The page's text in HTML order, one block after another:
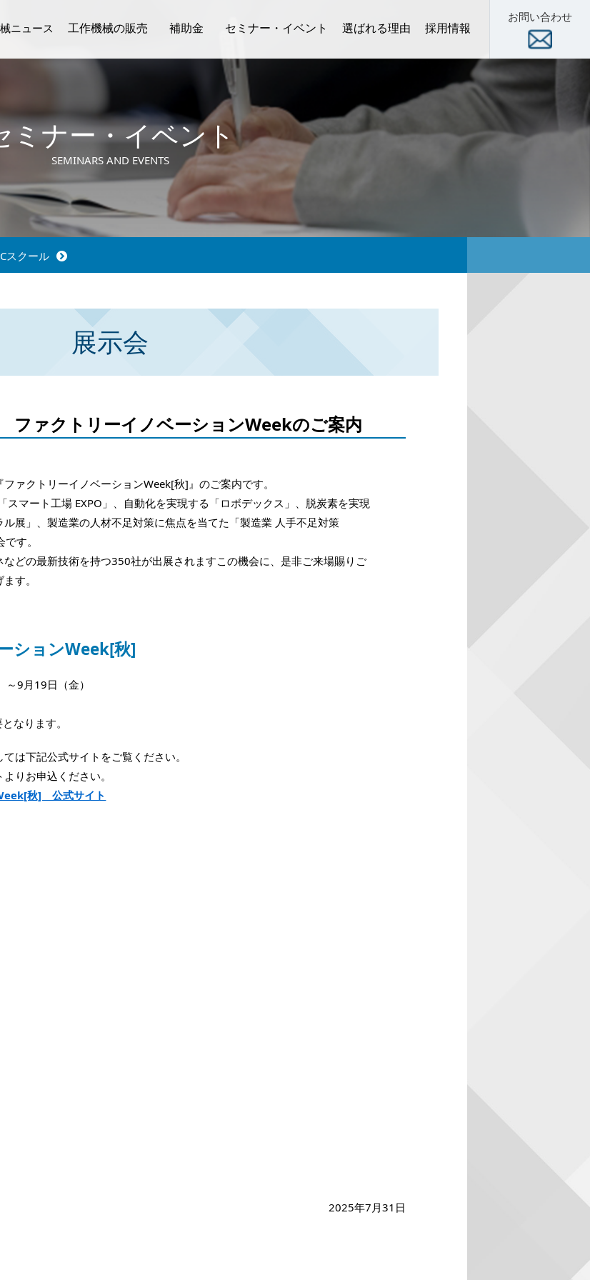
お問い合わせ
ニュース 工作機械の販売 補助金 セミナー・イベント
生産技術セミナー
選ばれる理由 採用情報
新卒 特設サイト
ミナー・イベント
SEMINARS AND EVENTS
スクール
展示会
ファクトリーイノベーションWeekのご案内
ァクトリーイノベーションWeek[秋]』のご案内です。
スマート工場 EXPO」、自動化を実現する「ロボデックス」、脱炭素を実現
展」、製造業の人材不足対策に焦点を当てた「製造業 人手不足対策
す。
どの最新技術を持つ350社が出展されますこの機会に、是非ご来場賜りご
す。
ションWeek[秋]
9月19日（金）
なります。
は下記公式サイトをご覧ください。
りお申込ください。
秋] 公式サイト
2025年7月31日